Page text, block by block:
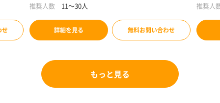
せ
推奨人数
11～30人
詳細を見る 無料お問い合わせ
推奨人
もっと見る